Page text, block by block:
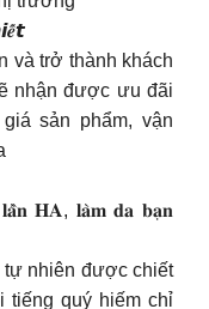
và trở thành khách
nhận được ưu đãi
sản phẩm, vận
𝐇𝐀, 𝐥𝐚̀𝐦 𝐝𝐚 𝐛𝐚̣𝐧
tự nhiên được chiết
tiếng quý hiếm chỉ